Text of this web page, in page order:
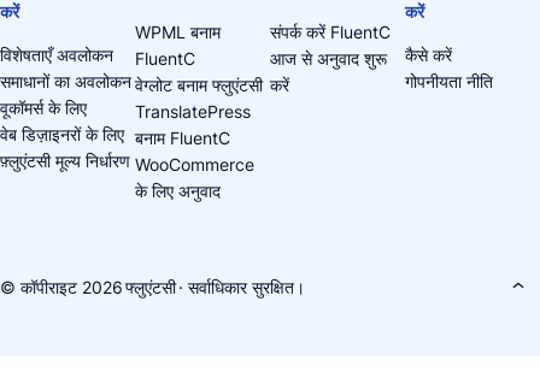
करें
विशेषताएँ अवलोकन
समाधानों का अवलोकन
वूकॉमर्स के लिए
वेब डिज़ाइनरों के लिए
फ़्लुएंटसी मूल्य निर्धारण
WPML बनाम
FluentC
वेग्लोट बनाम फ्लुएंटसी
TranslatePress
बनाम FluentC
WooCommerce
के लिए अनुवाद
संपर्क करें FluentC
आज से अनुवाद शुरू
करें
करें
कैसे करें
गोपनीयता नीति
© कॉपीराइट 2026फ्लुएंटसी· सर्वाधिकार सुरक्षित।